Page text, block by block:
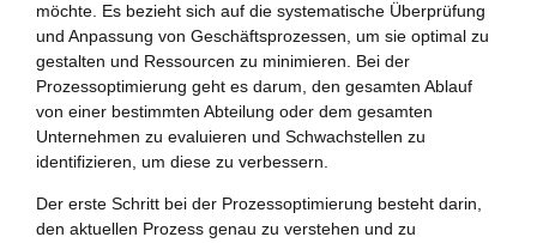
möchte. Es bezieht sich auf die systematische Überprüfung
und Anpassung von Geschäftsprozessen, um sie optimal zu
gestalten und Ressourcen zu minimieren. Bei der
Prozessoptimierung geht es darum, den gesamten Ablauf
von einer bestimmten Abteilung oder dem gesamten
Unternehmen zu evaluieren und Schwachstellen zu
identifizieren, um diese zu verbessern.
Der erste Schritt bei der Prozessoptimierung besteht darin,
den aktuellen Prozess genau zu verstehen und zu